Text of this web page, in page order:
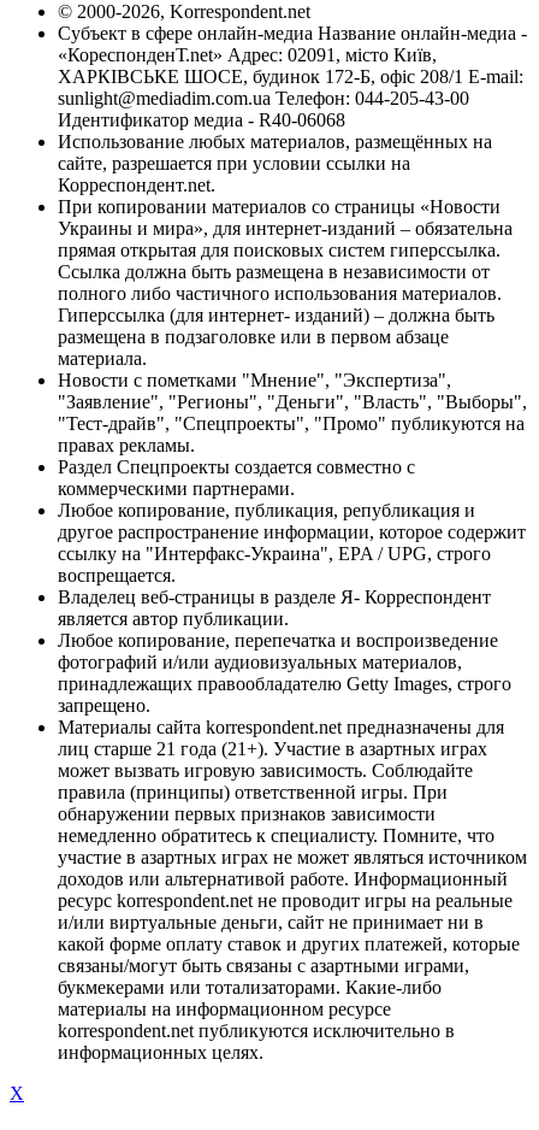
© 2000-2026, Korrespondent.net
Субъект в сфере онлайн-медиа Название онлайн-медиа -
«КореспонденТ.net» Адрес: 02091, місто Київ,
ХАРКІВСЬКЕ ШОСЕ, будинок 172-Б, офіс 208/1 E-mail:
sunlight@mediadim.com.ua Телефон: 044-205-43-00
Идентификатор медиа - R40-06068
Использование любых материалов, размещённых на
сайте, разрешается при условии ссылки на
Корреспондент.net.
При копировании материалов со страницы «Новости
Украины и мира», для интернет-изданий – обязательна
прямая открытая для поисковых систем гиперссылка.
Ссылка должна быть размещена в независимости от
полного либо частичного использования материалов.
Гиперссылка (для интернет- изданий) – должна быть
размещена в подзаголовке или в первом абзаце
материала.
Новости с пометками "Мнение", "Экспертиза",
"Заявление", "Регионы", "Деньги", "Власть", "Выборы",
"Тест-драйв", "Спецпроекты", "Промо" публикуются на
правах рекламы.
Раздел Спецпроекты создается совместно с
коммерческими партнерами.
Любое копирование, публикация, републикация и
другое распространение информации, которое содержит
ссылку на "Интерфакс-Украина", EPA / UPG, строго
воспрещается.
Владелец веб-страницы в разделе Я- Корреспондент
является автор публикации.
Любое копирование, перепечатка и воспроизведение
фотографий и/или аудиовизуальных материалов,
принадлежащих правообладателю Getty Images, строго
запрещено.
Материалы сайта korrespondent.net предназначены для
лиц старше 21 года (21+). Участие в азартных играх
может вызвать игровую зависимость. Соблюдайте
правила (принципы) ответственной игры. При
обнаружении первых признаков зависимости
немедленно обратитесь к специалисту. Помните, что
участие в азартных играх не может являться источником
доходов или альтернативой работе. Информационный
ресурс korrespondent.net не проводит игры на реальные
и/или виртуальные деньги, сайт не принимает ни в
какой форме оплату ставок и других платежей, которые
связаны/могут быть связаны с азартными играми,
букмекерами или тотализаторами. Какие-либо
материалы на информационном ресурсе
korrespondent.net публикуются исключительно в
информационных целях.
X